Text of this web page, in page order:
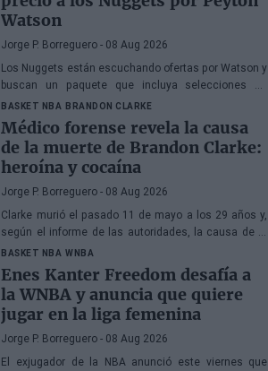
Watson
Jorge P. Borreguero - 08 Aug 2026
Los Nuggets están escuchando ofertas por Watson y
buscan un paquete que incluya selecciones de
primera ronda, jóvenes talentos o una combinación
de ambos
BASKET NBA BRANDON CLARKE
Médico forense revela la causa
de la muerte de Brandon Clarke:
heroína y cocaína
Jorge P. Borreguero - 08 Aug 2026
Clarke murió el pasado 11 de mayo a los 29 años y,
según el informe de las autoridades, la causa de la
muerte fueron los efectos de la heroína y la cocaína
BASKET NBA WNBA
Enes Kanter Freedom desafía a
la WNBA y anuncia que quiere
jugar en la liga femenina
Jorge P. Borreguero - 08 Aug 2026
El exjugador de la NBA anunció este viernes que